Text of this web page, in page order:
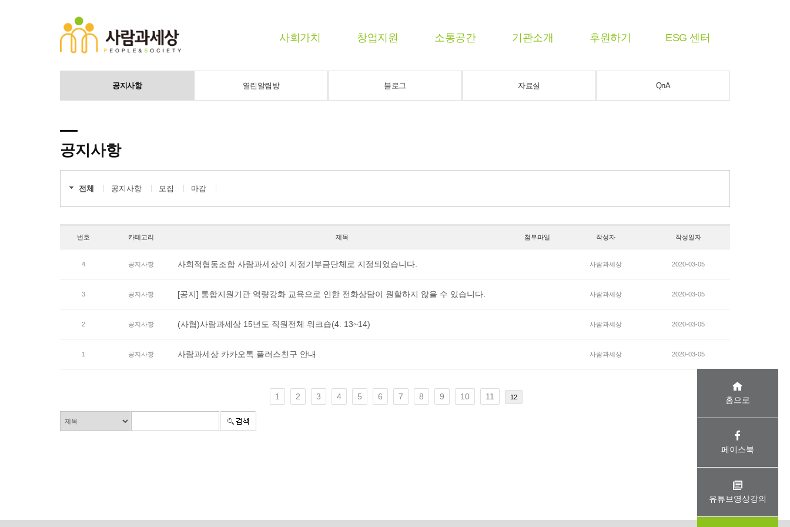
사회가치 창업지원 소통공간 기관소개 후원하기 ESG 센터
공지사항 열린알림방 블로그 자료실 QnA
공지사항
전체 공지사항 모집 마감
번호 카테고리 제목 첨부파일 작성자 작성일자
4 공지사항 사회적협동조합 사람과세상이 지정기부금단체로 지정되었습니다. 사람과세상 2020-03-05
3 공지사항 [공지] 통합지원기관 역량강화 교육으로 인한 전화상담이 원할하지 않을 수 있습니다. 사람과세상 2020-03-05
2 공지사항 (사협)사람과세상 15년도 직원전체 워크숍(4. 13~14) 사람과세상 2020-03-05
1 공지사항 사람과세상 카카오톡 플러스친구 안내 사람과세상 2020-03-05
1 2 3 4 5 6 7 8 9 10 11 12 홈으로
페이스북
유튜브영상강의